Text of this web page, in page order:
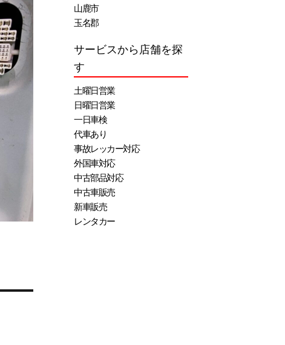
山鹿市
玉名郡
サービスから店舗を探
す
土曜日営業
日曜日営業
一日車検
代車あり
事故レッカー対応
外国車対応
中古部品対応
中古車販売
新車販売
レンタカー